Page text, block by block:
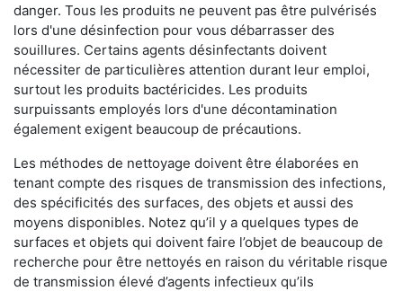
danger. Tous les produits ne peuvent pas être pulvérisés
lors d'une désinfection pour vous débarrasser des
souillures. Certains agents désinfectants doivent
nécessiter de particulières attention durant leur emploi,
surtout les produits bactéricides. Les produits
surpuissants employés lors d'une décontamination
également exigent beaucoup de précautions.
Les méthodes de nettoyage doivent être élaborées en
tenant compte des risques de transmission des infections,
des spécificités des surfaces, des objets et aussi des
moyens disponibles. Notez qu’il y a quelques types de
surfaces et objets qui doivent faire l’objet de beaucoup de
recherche pour être nettoyés en raison du véritable risque
de transmission élevé d’agents infectieux qu’ils